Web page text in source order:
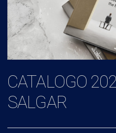
CATALOGO
SALGAR